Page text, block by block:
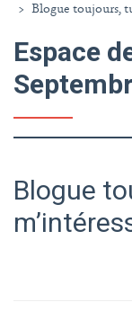
> Blogue toujours,
Espace
Blogue